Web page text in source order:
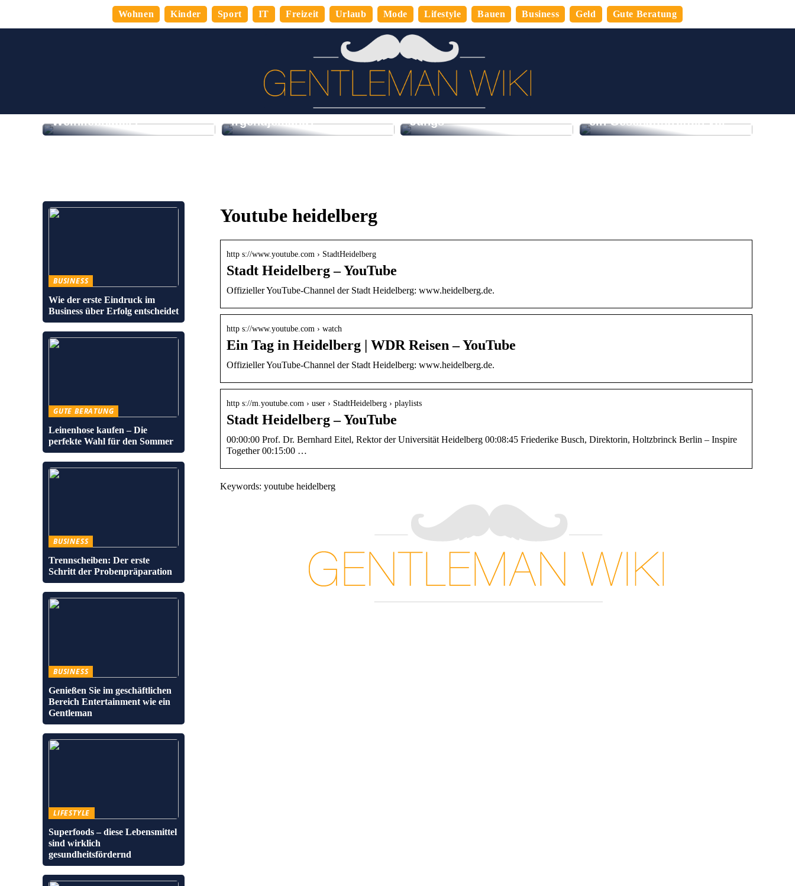
Wohnen Kinder Sport IT Freizeit Urlaub Mode Lifestyle Bauen Business Geld Gute Beratung
Weinliebhaber?
Zufriedenere Mitarbeiter,
irgendjemand?
So verbringen Sie den
perfekten Abend mit den
Jungs
ein Geschäftstreffen vor
Youtube heidelberg
http s://www.youtube.com › StadtHeidelberg
Stadt Heidelberg – YouTube
Offizieller YouTube-Channel der Stadt Heidelberg: www.heidelberg.de.
http s://www.youtube.com › watch
Ein Tag in Heidelberg | WDR Reisen – YouTube
Offizieller YouTube-Channel der Stadt Heidelberg: www.heidelberg.de.
http s://m.youtube.com › user › StadtHeidelberg › playlists
Stadt Heidelberg – YouTube
00:00:00 Prof. Dr. Bernhard Eitel, Rektor der Universität Heidelberg 00:08:45 Friederike Busch, Direktorin, Holtzbrinck Berlin – Inspire
Together 00:15:00 …
Keywords: youtube heidelberg
BUSINESS
Wie der erste Eindruck im
Business über Erfolg entscheidet
GUTE BERATUNG
Leinenhose kaufen – Die
perfekte Wahl für den Sommer
BUSINESS
Trennscheiben: Der erste
Schritt der Probenpräparation
BUSINESS
Genießen Sie im geschäftlichen
Bereich Entertainment wie ein
Gentleman
LIFESTYLE
Superfoods – diese Lebensmittel
sind wirklich
gesundheitsfördernd